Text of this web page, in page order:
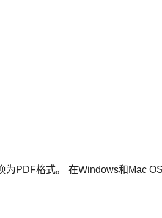
PDF格式。 在Windows和Mac